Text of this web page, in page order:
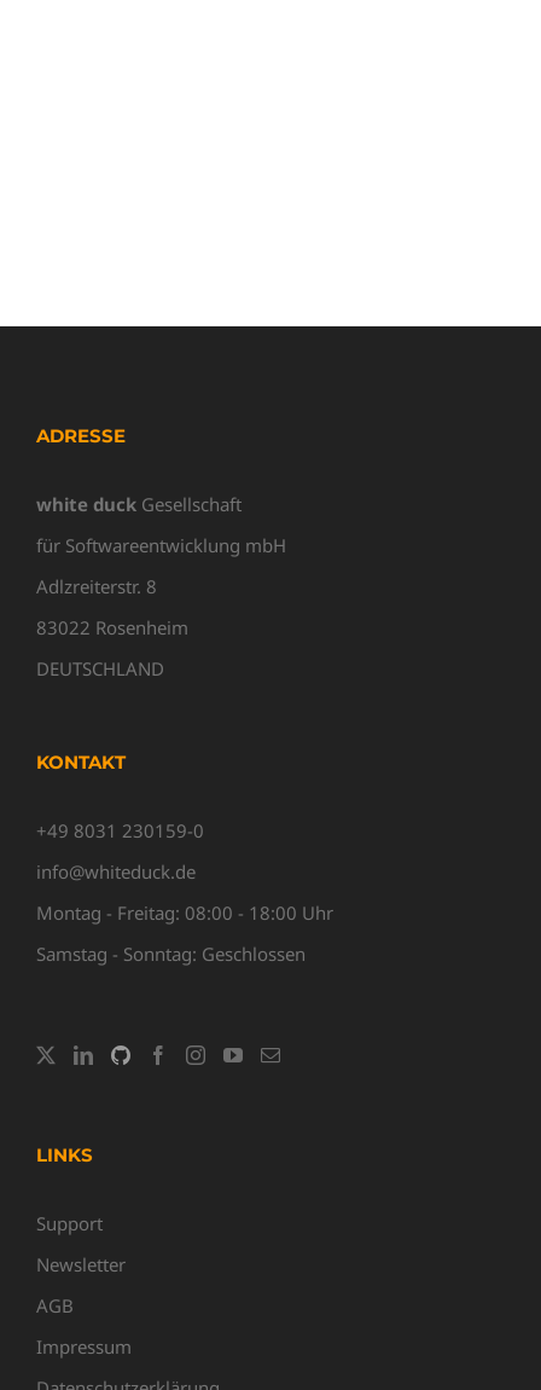
ADRESSE
white duck Gesellschaft
für Softwareentwicklung mbH
Adlzreiterstr. 8
83022 Rosenheim
DEUTSCHLAND
KONTAKT
+49 8031 230159-0
info@whiteduck.de
Montag - Freitag: 08:00 - 18:00 Uhr
Samstag - Sonntag: Geschlossen
LINKS
Support
Newsletter
AGB
Impressum